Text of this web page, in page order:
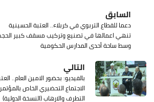
السابق
دعما للقطاع التربوي في كربلاء.. العتبة الحسينية
تنهي اعمالها في تصنيع وتركيب مسقف كبير
وسط ساحة أحدى المدارس الحكومية
التالي
بالفيديو: بحضور الامين العام..
الاجتماع التحضيري الخاص
التطرف والارهاب (النسخة الدولية)